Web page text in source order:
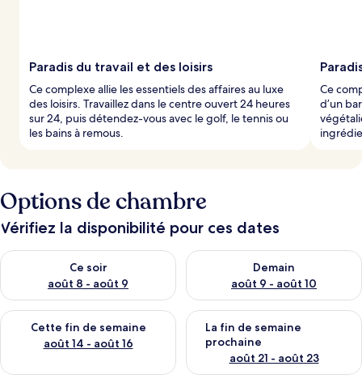
Paradis du travail et des loisirs
Ce complexe allie les essentiels des affaires au luxe
des loisirs. Travaillez dans le centre ouvert 24 heures
sur 24, puis détendez-vous avec le golf, le tennis ou
les bains à remous.
Ce
d’un
Options de chambre
Vérifiez la disponibilité pour ces dates
Ce soir
août 8 - août 9
Vérifier la disponibilité pour ce soir août 8 - août 9
Demain
août 9 - août 10
Vérifier la disponibilité pour
Cette fin de semaine
août 14 - août 16
Vérifier la disponibilité pour cette fin de semaine août 14 -
La fin de semaine
prochaine
août 21 - août 23
Vérifier la disponibilité pour